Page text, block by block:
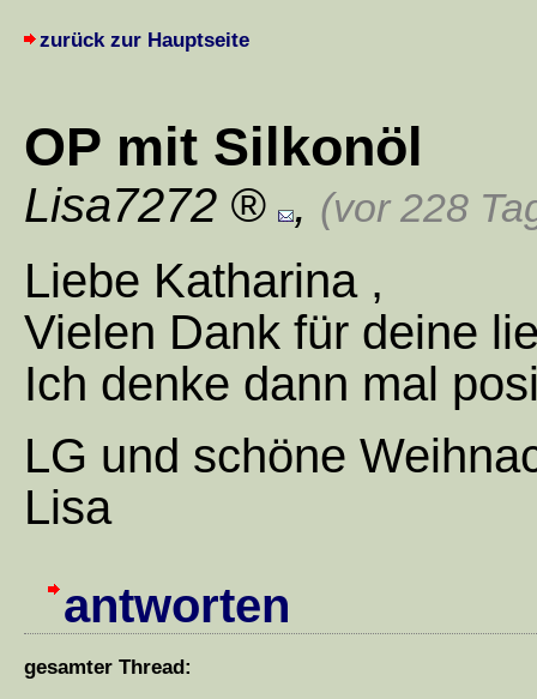
zurück zur Hauptseite
OP mit Silkonöl
Lisa7272 , (vor 228
Liebe Katharina ,
Vielen Dank für deine
Ich denke dann mal
LG und schöne
Lisa
antworten
gesamter Thread: